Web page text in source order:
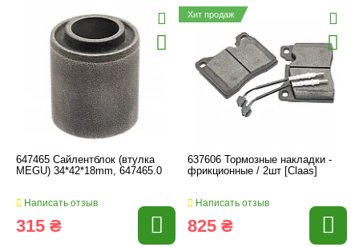
647465 Сайлентблок (втулка
MEGU) 34*42*18mm, 647465.0
Написать отзыв
315 ₴
Хит продаж
637606 Тормозные накладки -
фрикционные / 2шт [Claas]
Написать отзыв
825 ₴